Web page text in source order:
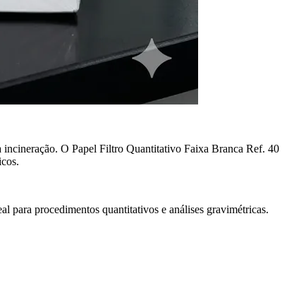
incineração. O Papel Filtro Quantitativo Faixa Branca Ref. 40
para procedimentos quantitativos e análises gravimétricas.